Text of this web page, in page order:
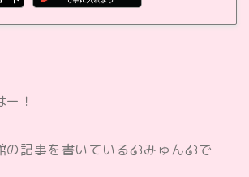
！
記事を書いている໒꒱みゅん໒꒱で